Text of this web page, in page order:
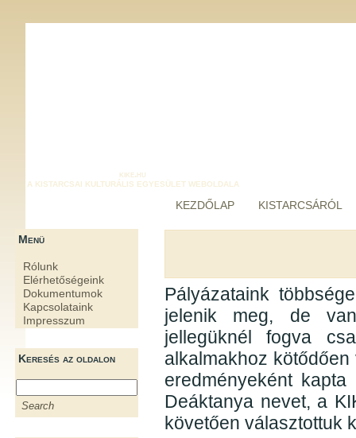
kike.hu
A KISTARCSAI KULTURÁLIS EGYESÜLET WEBOLDALA
KEZDŐLAP KISTARCSÁRÓL
Menü
Rólunk
Elérhetőségeink
Dokumentumok
Kapcsolataink
Impresszum
Keresés az oldalon
Pályázataink
jelenik meg, de
jellegüknél fogva
alkalmakhoz
eredményeként
Deáktanya nevet, a
követően választottuk